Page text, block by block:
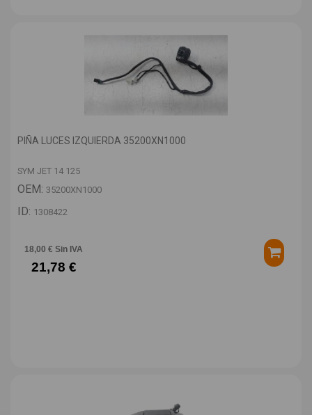
PIÑA LUCES IZQUIERDA 35200XN1000
SYM JET 14 125
OEM: 35200XN1000
ID: 1308422
18,00 € Sin IVA
21,78 €